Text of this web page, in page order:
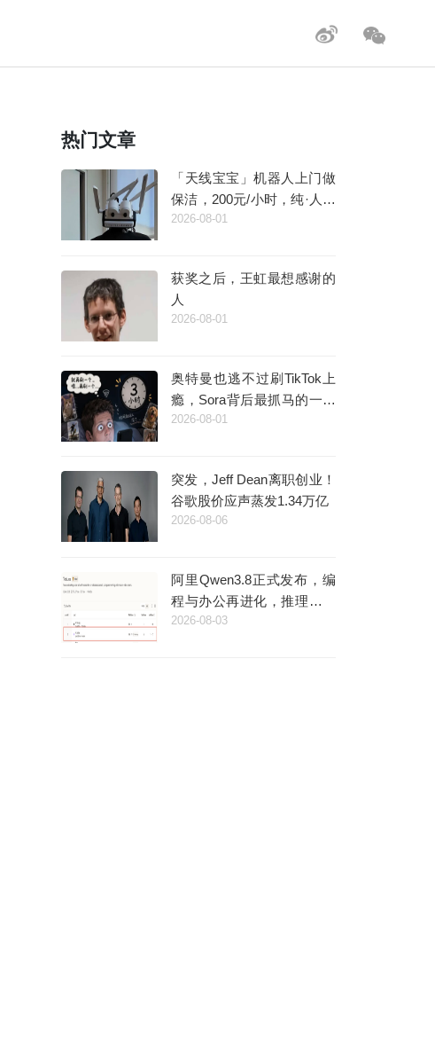
热门文章
「天线宝宝」机器人上门做
保洁，200元/小时，纯·人工
·智能
2026-08-01
获奖之后，王虹最想感谢的
人
2026-08-01
奥特曼也逃不过刷TikTok上
瘾，Sora背后最抓马的一段
来了
2026-08-01
突发，Jeff Dean离职创业！
谷歌股价应声蒸发1.34万亿
2026-08-06
阿里Qwen3.8正式发布，编
程与办公再进化，推理更快
更稳定
2026-08-03